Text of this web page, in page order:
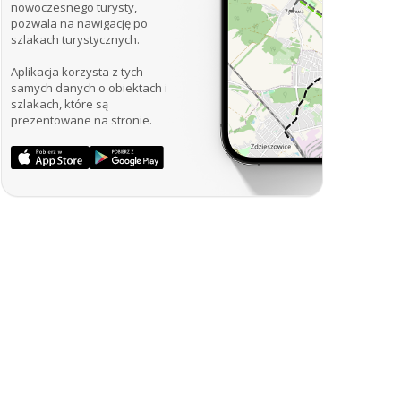
nowoczesnego turysty,
pozwala na nawigację po
szlakach turystycznych.
Aplikacja korzysta z tych
samych danych o obiektach i
szlakach, które są
prezentowane na stronie.